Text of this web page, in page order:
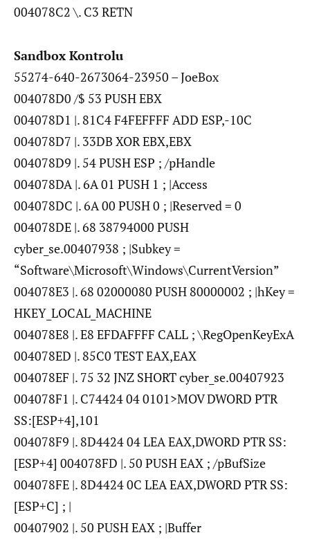
004078C2 \. C3 RETN
Sandbox Kontrolu
55274-640-2673064-23950 – JoeBox
004078D0 /$ 53 PUSH EBX
004078D1 |. 81C4 F4FEFFFF ADD ESP,-10C
004078D7 |. 33DB XOR EBX,EBX
004078D9 |. 54 PUSH ESP ; /pHandle
004078DA |. 6A 01 PUSH 1 ; |Access
004078DC |. 6A 00 PUSH 0 ; |Reserved = 0
004078DE |. 68 38794000 PUSH
cyber_se.00407938 ; |Subkey =
“Software\Microsoft\Windows\CurrentVersion”
004078E3 |. 68 02000080 PUSH 80000002 ; |hKey =
HKEY_LOCAL_MACHINE
004078E8 |. E8 EFDAFFFF CALL ; \RegOpenKeyExA
004078ED |. 85C0 TEST EAX,EAX
004078EF |. 75 32 JNZ SHORT cyber_se.00407923
004078F1 |. C74424 04 0101>MOV DWORD PTR
SS:[ESP+4],101
004078F9 |. 8D4424 04 LEA EAX,DWORD PTR SS:
[ESP+4] 004078FD |. 50 PUSH EAX ; /pBufSize
004078FE |. 8D4424 0C LEA EAX,DWORD PTR SS:
[ESP+C] ; |
00407902 |. 50 PUSH EAX ; |Buffer